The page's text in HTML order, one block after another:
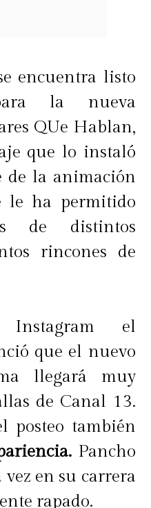
encuentra listo
la nueva
QUe Hablan,
que lo instaló
de la animación
le ha permitido
de distintos
rincones de
el
que el nuevo
llegará muy
de Canal 13.
posteo también
Pancho
en su carrera
rapado.